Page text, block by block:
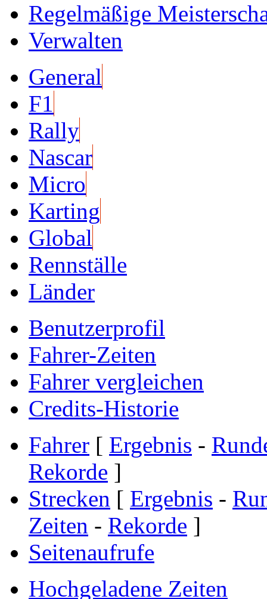
Regelmäßige
Verwalten
General
F1
Rally
Nascar
Micro
Karting
Global
Rennställe
Länder
Benutzerprofil
Fahrer-Zeiten
Fahrer vergleichen
Credits-Historie
Fahrer [ Ergebnis -
Rekorde ]
Strecken [ Ergebnis -
Zeiten - Rekorde ]
Seitenaufrufe
Hochgeladene Zeiten